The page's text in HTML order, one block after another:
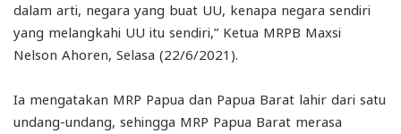
dalam arti, negara yang buat UU, kenapa negara sendiri
yang melangkahi UU itu sendiri,” Ketua MRPB Maxsi
Nelson Ahoren, Selasa (22/6/2021).
Ia mengatakan MRP Papua dan Papua Barat lahir dari satu
undang-undang, sehingga MRP Papua Barat merasa